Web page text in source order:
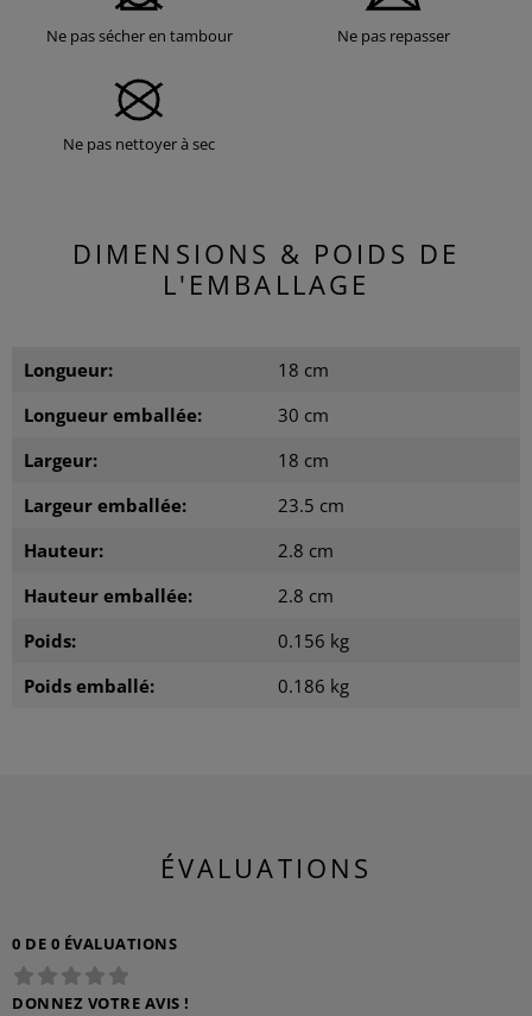
Ne pas sécher en tambour Ne pas repasser
Ne pas nettoyer à sec
DIMENSIONS & POIDS DE
L'EMBALLAGE
Longueur:
18 cm
Longueur emballée:
30 cm
Largeur:
18 cm
Largeur emballée:
23.5 cm
Hauteur:
2.8 cm
Hauteur emballée:
2.8 cm
Poids:
0.156 kg
Poids emballé:
0.186 kg
ÉVALUATIONS
0 DE 0 ÉVALUATIONS
DONNEZ VOTRE AVIS !